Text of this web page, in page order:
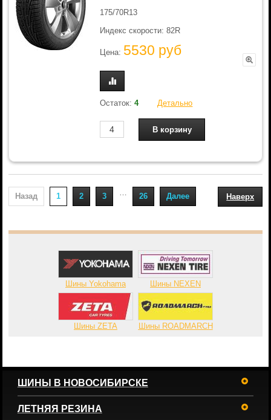
175/70R13
Индекс скорости: 82R
Цена: 5530 руб
Остаток:4 Детально
Назад 1 2 3 … 26 Далее Наверх
Шины Yokohama Шины NEXEN
Шины ZETA Шины ROADMARCH
ШИНЫ В НОВОСИБИРСКЕ
ЛЕТНЯЯ РЕЗИНА